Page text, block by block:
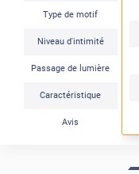
Type de motif
Niveau d'intimité
Passage de lumière
Caractéristique
Avis